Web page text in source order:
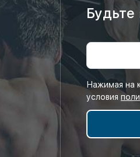
Будьте
Нажимая на
условия